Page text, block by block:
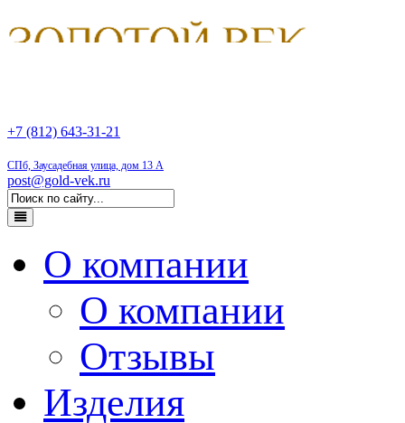
+7 (812) 643-31-21
СПб, Заусадебная улица, дом 13 А
post@gold-vek.ru
О компании
О компании
Отзывы
Изделия